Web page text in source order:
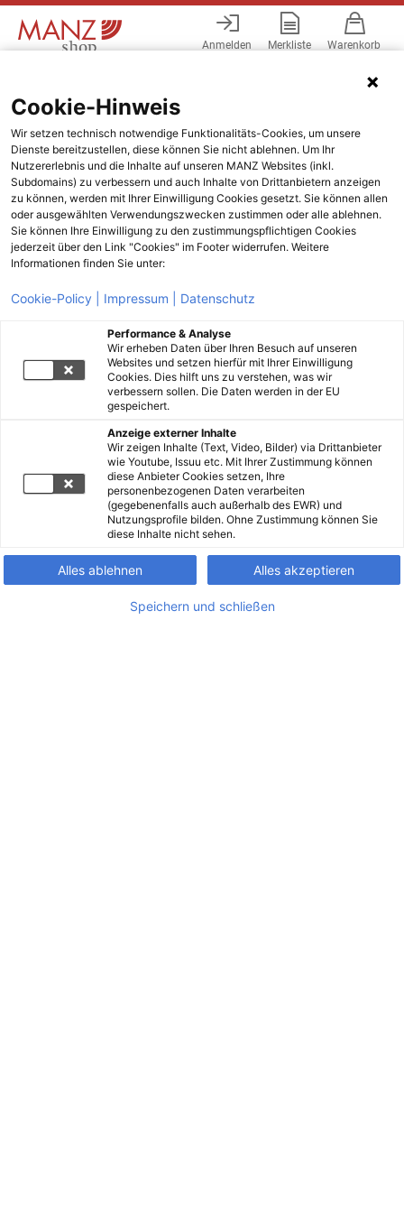
Anmelden Merkliste Warenkorb
Cookie-Hinweis
Wir setzen technisch notwendige Funktionalitäts-Cookies, um unsere
Dienste bereitzustellen, diese können Sie nicht ablehnen. Um Ihr
Nutzererlebnis und die Inhalte auf unseren MANZ Websites (inkl.
Subdomains) zu verbessern und auch Inhalte von Drittanbietern anzeigen
zu können, werden mit Ihrer Einwilligung Cookies gesetzt. Sie können allen
oder ausgewählten Verwendungszwecken zustimmen oder alle ablehnen.
Sie können Ihre Einwilligung zu den zustimmungspflichtigen Cookies
jederzeit über den Link "Cookies" im Footer widerrufen. Weitere
Informationen finden Sie unter:
Cookie-Policy | Impressum | Datenschutz
Performance & Analyse
Wir erheben Daten über Ihren Besuch auf unseren
Websites und setzen hierfür mit Ihrer Einwilligung
Cookies. Dies hilft uns zu verstehen, was wir
verbessern sollen. Die Daten werden in der EU
gespeichert.
Anzeige externer Inhalte
Wir zeigen Inhalte (Text, Video, Bilder) via Drittanbieter
wie Youtube, Issuu etc. Mit Ihrer Zustimmung können
diese Anbieter Cookies setzen, Ihre
personenbezogenen Daten verarbeiten
(gegebenenfalls auch außerhalb des EWR) und
Nutzungsprofile bilden. Ohne Zustimmung können Sie
diese Inhalte nicht sehen.
Alles ablehnen Alles akzeptieren
Speichern und schließen